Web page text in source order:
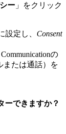
ー 」をクリック
設定し、 Consent
の
または通話）を
ーできますか？